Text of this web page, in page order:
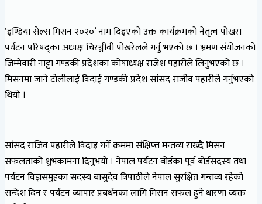
‘इण्डिया सेल्स मिसन २०२०’ नाम दिइएको उक्त कार्यक्रमको नेतृत्व पोखरा
पर्यटन परिषद्का अध्यक्ष चिरञ्जीवी पोखरेलले गर्नु भएको छ । भ्रमण संयोजनको
जिम्मेवारी नाट्टा गण्डकी प्रदेशका कोषाध्यक्ष राजेश पहारीले लिनुभएको छ ।
मिसनमा जाने टोलीलाई विदाई गण्डकी प्रदेश सांसद राजीव पहारीले गर्नुभएको
थियो ।
सांसद राजिव पहारीले विदाइ गर्ने क्रममा संक्षिप्त्त मन्तव्य राख्दै मिसन
सफलताको शुभकामना दिनुभयो । नेपाल पर्यटन बोर्डका पूर्व बोर्डसदस्य तथा
पर्यटन विज्ञसमुहका सदस्य बासुदेव त्रिपाठीले नेपाल सुरक्षित गन्तव्य रहेको
सन्देश दिन र पर्यटन व्यापार प्रबर्धनका लागि मिसन सफल हुने धारणा व्यक्त